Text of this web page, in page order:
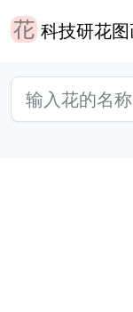
科技研花